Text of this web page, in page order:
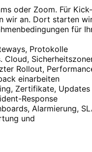
oder Zoom. Für Kick-
wir an. Dort starten
für
Protokolle
Cloud,
Rollout,
einarbeiten
Zertifikate, Updates
Response
Alarmierung,
und